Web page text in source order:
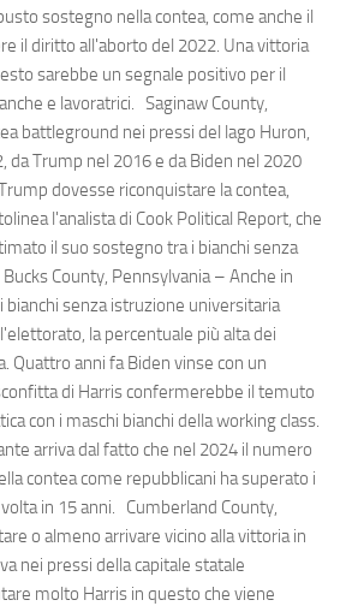
sostegno nella contea, come anche il
il diritto all'aborto del 2022. Una vittoria
sarebbe un segnale positivo per il
e lavoratrici. Saginaw County,
battleground nei pressi del lago Huron,
da Trump nel 2016 e da Biden nel 2020
dovesse riconquistare la contea,
l'analista di Cook Political Report, che
il suo sostegno tra i bianchi senza
County, Pennsylvania – Anche in
senza istruzione universitaria
la percentuale più alta dei
Quattro anni fa Biden vinse con un
di Harris confermerebbe il temuto
con i maschi bianchi della working class.
arriva dal fatto che nel 2024 il numero
contea come repubblicani ha superato i
in 15 anni. Cumberland County,
o almeno arrivare vicino alla vittoria in
nei pressi della capitale statale
molto Harris in questo che viene